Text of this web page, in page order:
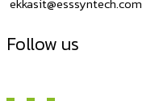
Follow us